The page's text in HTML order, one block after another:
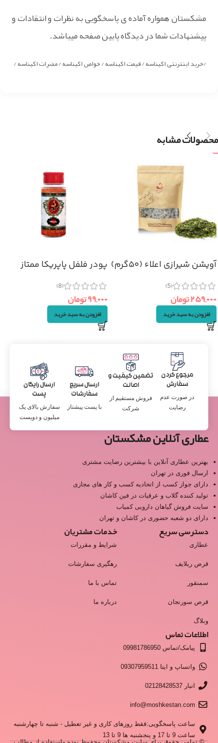
مشکستان همواره آماده ی پاسخگویی به نظرات و انتقادات و
پیشنهادات شما در دیدگاه پایین صفحه میباشد.
/خرید اینترنتی اکیناسه / قیمت اکیناسه / خواص اکیناسه / مضرات اکیناسه /
محصولات مشابه
آویشن شیرازی اعلاء (۵۰گرم)
(5)
۲۵۹,۰۰۰تومان
افزودن به سبد خرید
پودر فلفل پاپریکا ممتاز
(8)
۹۹,۰۰۰تومان
افزودن به سبد خرید
مرجوع کردن
سفارش
در صورت عدم
رضایت
تضمین کیفیت و
اصالت
فروش مستقیم از
شرکت
ارسال سریع
سفارشات
با پست پیشتاز
ارسال رایگان
پست
سفارش بالای یک
میلیون و دویست
عطاری آنلاین مشکستان
بهترین عطاری آنلاین با بیشترین رضایت مشتری
ارسال فوری در تهران
دارای جواز کسب از اتحادیه کسب و کار های مجازی
تولید کننده گلاب و عرقیات در فین کاشان
سایت فروش گیاهان دارویی کمیاب
دارای دو شعبه حضوری در کاشان و تهران
دسترسی سریع
عطاری
قرص ریلایف
سمنقور
قرص سورنجان
وبلاگ
خدمات مشتریان
شرایط و مقررات
رهگیری سفارشات
تماس با ما
درباره ما
اطلاعات تماس
پیامک/تماس 09981786950
واتساپ و ایتا 09307959511
انبار 02128428537
info@moshkestan.com
ساعت پاسخگویی:فقط روزهای کاری و غیر تعطیل - شنبه تا چهارشنبه
ساعت 9 تا 17 و پنجشنبه ها 9 تا 13